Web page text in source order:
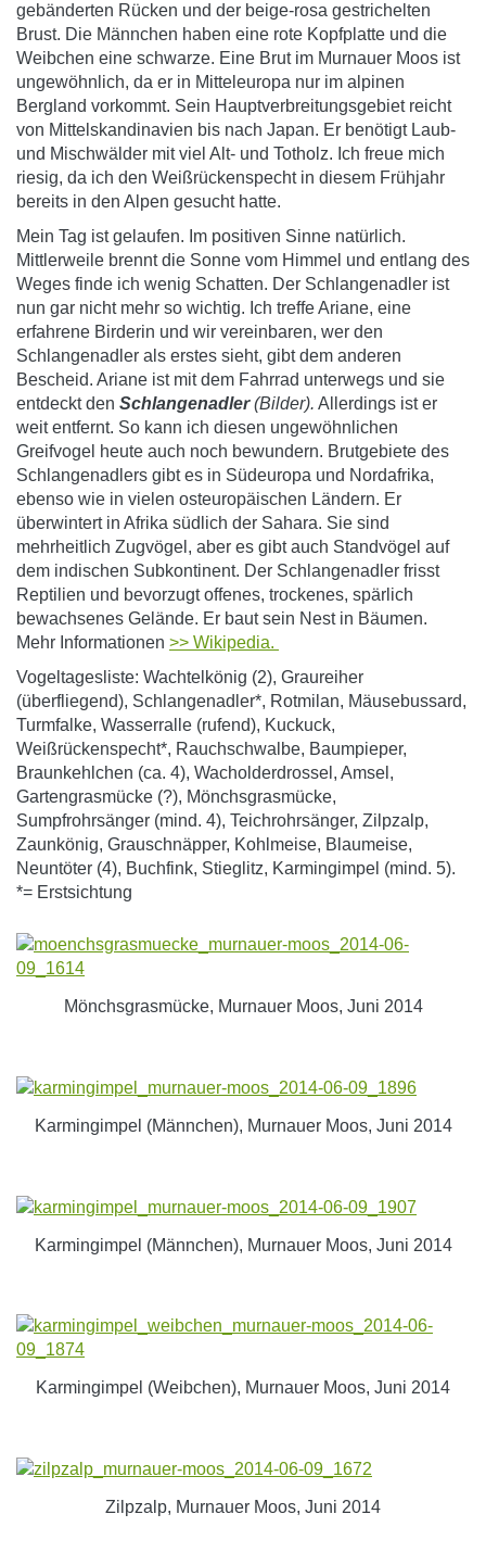
gebänderten Rücken und der beige-rosa gestrichelten
Brust. Die Männchen haben eine rote Kopfplatte und die
Weibchen eine schwarze. Eine Brut im Murnauer Moos ist
ungewöhnlich, da er in Mitteleuropa nur im alpinen
Bergland vorkommt. Sein Hauptverbreitungsgebiet reicht
von Mittelskandinavien bis nach Japan. Er benötigt Laub-
und Mischwälder mit viel Alt- und Totholz. Ich freue mich
riesig, da ich den Weißrückenspecht in diesem Frühjahr
bereits in den Alpen gesucht hatte.
Mein Tag ist gelaufen. Im positiven Sinne natürlich.
Mittlerweile brennt die Sonne vom Himmel und entlang des
Weges finde ich wenig Schatten. Der Schlangenadler ist
nun gar nicht mehr so wichtig. Ich treffe Ariane, eine
erfahrene Birderin und wir vereinbaren, wer den
Schlangenadler als erstes sieht, gibt dem anderen
Bescheid. Ariane ist mit dem Fahrrad unterwegs und sie
entdeckt den Schlangenadler(Bilder). Allerdings ist er
weit entfernt. So kann ich diesen ungewöhnlichen
Greifvogel heute auch noch bewundern. Brutgebiete des
Schlangenadlers gibt es in Südeuropa und Nordafrika,
ebenso wie in vielen osteuropäischen Ländern. Er
überwintert in Afrika südlich der Sahara. Sie sind
mehrheitlich Zugvögel, aber es gibt auch Standvögel auf
dem indischen Subkontinent. Der Schlangenadler frisst
Reptilien und bevorzugt offenes, trockenes, spärlich
bewachsenes Gelände. Er baut sein Nest in Bäumen.
Mehr Informationen >> Wikipedia.
Vogeltagesliste: Wachtelkönig (2), Graureiher
(überfliegend), Schlangenadler*, Rotmilan, Mäusebussard,
Turmfalke, Wasserralle (rufend), Kuckuck,
Weißrückenspecht*, Rauchschwalbe, Baumpieper,
Braunkehlchen (ca. 4), Wacholderdrossel, Amsel,
Gartengrasmücke (?), Mönchsgrasmücke,
Sumpfrohrsänger (mind. 4), Teichrohrsänger, Zilpzalp,
Zaunkönig, Grauschnäpper, Kohlmeise, Blaumeise,
Neuntöter (4), Buchfink, Stieglitz, Karmingimpel (mind. 5).
*= Erstsichtung
Mönchsgrasmücke, Murnauer Moos, Juni 2014
Karmingimpel (Männchen), Murnauer Moos, Juni 2014
Karmingimpel (Männchen), Murnauer Moos, Juni 2014
Karmingimpel (Weibchen), Murnauer Moos, Juni 2014
Zilpzalp, Murnauer Moos, Juni 2014